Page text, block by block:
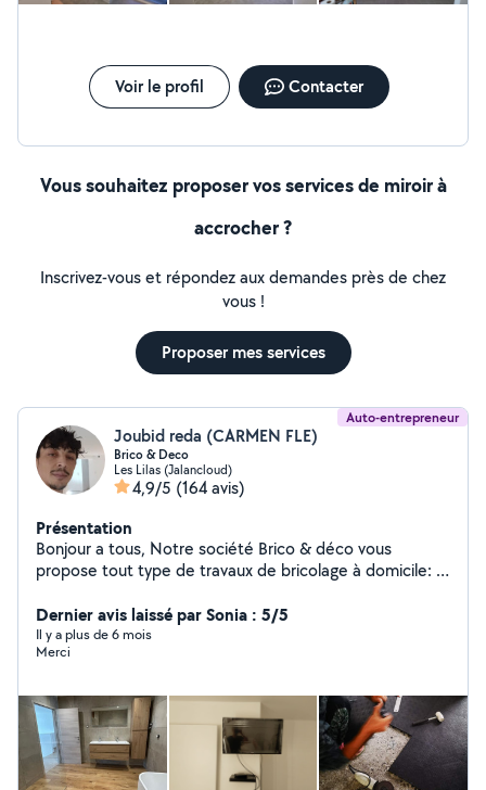
Voir le profil Contacter
Vous souhaitez proposer vos services de miroir à
accrocher ?
Inscrivez-vous et répondez aux demandes près de chez
vous !
Proposer mes services
Auto-entrepreneur
Joubid reda (CARMEN FLE)
Brico & Deco
Les Lilas (Jalancloud)
4,9/5 (164 avis)
Présentation
Bonjour a tous, Notre société Brico & déco vous
propose tout type de travaux de bricolage à domicile: -
Décoration intérieur (fixation d'étagère, tableau, miroir
etc...) -Électricité (installation de luminaire, prise,
interrupteur etc...) -Plomberie (tuyauterie PVC,
peint - Pose de carrelage - Jardinage ( nettoyage de
terrasse, pose et construction de terrasse en bois ou
en PVC..) -Tout autre travaux (j'étudie toutes les
demandes). Tarif: Sur devis Carmen et Reda
Dernier avis laissé par Sonia : 5/5
Il y a plus de 6 mois
Merci